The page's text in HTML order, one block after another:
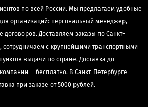
по всей России. Мы предлагаем удобные
организаций: персональный менеджер,
Доставляем заказы по Санкт-
сотрудничаем с крупнейшими транспортными
выдачи по стране. Доставка до
— бесплатно. В Санкт-Петербурге
при заказе от 5000 рублей.